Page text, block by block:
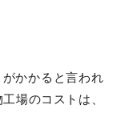
かかると言われ
場のコストは、